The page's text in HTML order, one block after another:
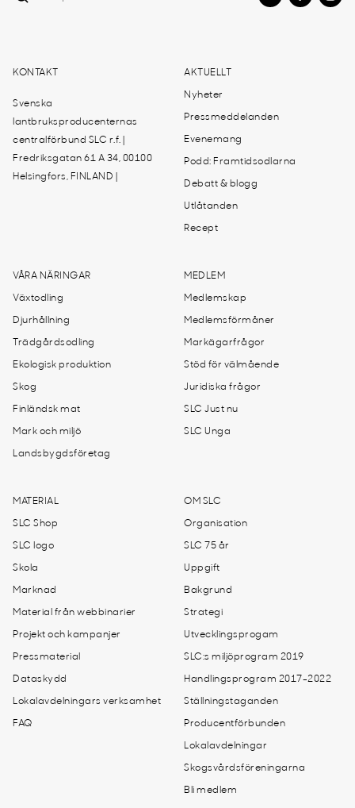
KONTAKT
Svenska
lantbruksproducenternas
centralförbund SLC r.f. |
Fredriksgatan 61 A 34, 00100
Helsingfors, FINLAND |
AKTUELLT
Nyheter
Pressmeddelanden
Evenemang
Podd: Framtidsodlarna
Debatt & blogg
Utlåtanden
Recept
VÅRA NÄRINGAR
Växtodling
Djurhållning
Trädgårdsodling
Ekologisk produktion
Skog
Finländsk mat
Mark och miljö
Landsbygdsföretag
MEDLEM
Medlemskap
Medlemsförmåner
Markägarfrågor
Stöd för välmående
Juridiska frågor
SLC Just nu
SLC Unga
MATERIAL
SLC Shop
SLC logo
Skola
Marknad
Material från webbinarier
Projekt och kampanjer
Pressmaterial
Dataskydd
Lokalavdelningars verksamhet
FAQ
OM SLC
Organisation
SLC 75 år
Uppgift
Bakgrund
Strategi
Utvecklingsprogam
SLC:s miljöprogram 2019
Handlingsprogram 2017-2022
Ställningstaganden
Producentförbunden
Lokalavdelningar
Skogsvårdsföreningarna
Bli medlem